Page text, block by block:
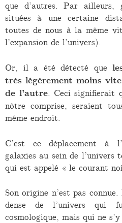
que d’autres. Par ailleurs,
situées à une certaine
toutes de nous à la même
l’expansion de l’univers).
Or, il a été détecté que
très légèrement moins
de l’autre . Ceci signifierait
nôtre comprise, seraient
même endroit.
C’est ce déplacement à
galaxies au sein de
qui est appelé « le courant
Son origine n’est pas
dense de l’univers qui
cosmologique, mais qui ne